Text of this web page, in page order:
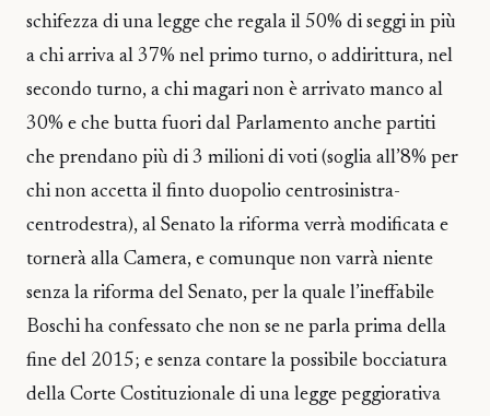
schifezza di una legge che regala il 50% di seggi in più
a chi arriva al 37% nel primo turno, o addirittura, nel
secondo turno, a chi magari non è arrivato manco al
30% e che butta fuori dal Parlamento anche partiti
che prendano più di 3 milioni di voti (soglia all’8% per
chi non accetta il finto duopolio centrosinistra-
centrodestra), al Senato la riforma verrà modificata e
tornerà alla Camera, e comunque non varrà niente
senza la riforma del Senato, per la quale l’ineffabile
Boschi ha confessato che non se ne parla prima della
fine del 2015; e senza contare la possibile bocciatura
della Corte Costituzionale di una legge peggiorativa